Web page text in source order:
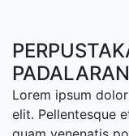
Lorem ipsum
elit. Pellentesque